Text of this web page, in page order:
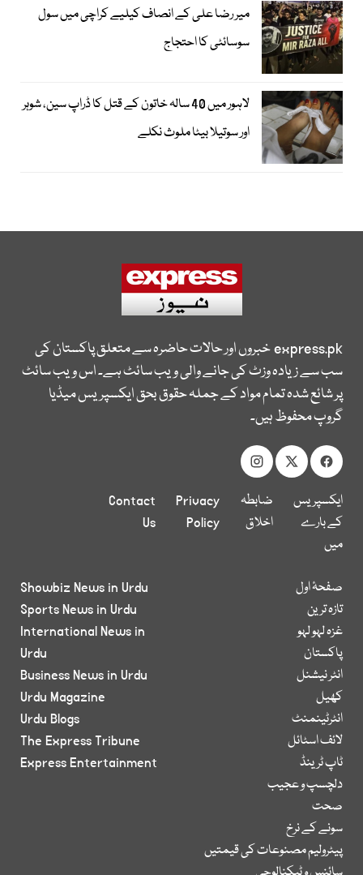
میر رضا علی کے انصاف کیلیے کراچی میں سول
سوسائٹی کا احتجاج
لاہور میں 40 سالہ خاتون کے قتل کا ڈراپ سین، شوہر
اور سوتیلا بیٹا ملوث نکلے
express.pkخبروں اور حالات حاضرہ سے متعلق پاکستان کی
سب سے زیادہ وزٹ کی جانے والی ویب سائٹ ہے۔ اس ویب سائٹ
پر شائع شدہ تمام مواد کے جملہ حقوق بحق ایکسپریس میڈیا
گروپ محفوظ ہیں۔
ایکسپریس
کے بارے
میں
ضابطہ
اخلاق
Privacy
Policy
Contact
Us
صفحۂ اول
تازہ ترین
غزہ لہو لہو
پاکستان
انٹر نیشنل
کھیل
انٹرٹینمنٹ
لائف اسٹائل
ٹاپ ٹرینڈ
دلچسپ و عجیب
صحت
سونے کے نرخ
پیٹرولیم مصنوعات کی قیمتیں
Showbiz News in Urdu
Sports News in Urdu
International News in
Urdu
Business News in Urdu
Urdu Magazine
Urdu Blogs
The Express Tribune
Express Entertainment